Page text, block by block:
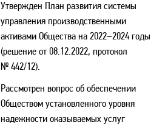
Утвержден План развития системы
управления производственными
активами Общества на 2022–2024 годы
(решение от 08.12.2022, протокол
№ 442/12).
Рассмотрен вопрос об обеспечении
Обществом установленного уровня
надежности оказываемых услуг